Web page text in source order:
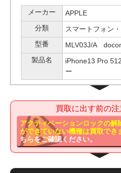
メーカー
APPLE
分類
スマートフォン
型番
MLV03J/A
製品名
iPhone13 Pro
ー
買取に出す前の
アクティベーションロックの解
ができていない機種は買取でき
ちらをご確認ください。